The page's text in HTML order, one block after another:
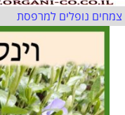
צמחים נופלים למרפסת